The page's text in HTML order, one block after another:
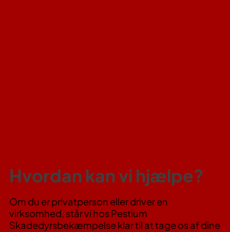
Hvordan kan vi hjælpe?
Om du er privatperson eller driver en
virksomhed, står vi hos Pestium
Skadedyrsbekæmpelse klar til at tage os af dine